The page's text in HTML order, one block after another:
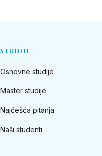
STUDIJE
Osnovne studije
Master studije
Najčešća pitanja
Naši studenti